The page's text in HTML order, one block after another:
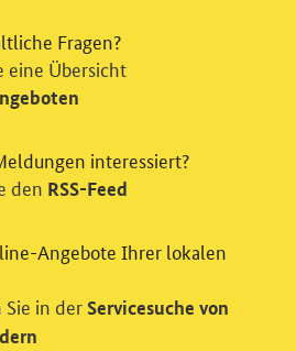
und / oder
Stelle um Ihre Einwilligung für
unserer Webseite: Wir
Statistiken verstehen, um
zu verbessern. Zusätzlich
eines Videodienstes
zu allen Diensten
Fragen?
eine Übersicht
interessiert?
den RSS-Feed
Angebote Ihrer lokalen
in der Servicesuche von